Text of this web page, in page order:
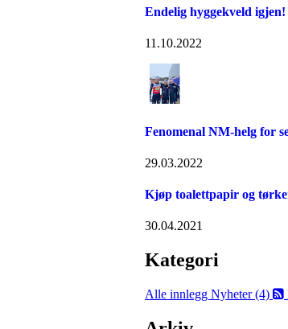
Endelig hyggekveld igjen!
11.10.2022
Fenomenal NM-helg for
29.03.2022
Kjøp toalettpapir og
30.04.2021
Kategori
Alle innlegg Nyheter (4)